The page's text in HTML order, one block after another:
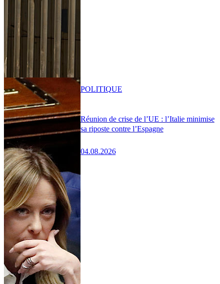
Réunion de crise de l’UE : l’Italie minimise
sa riposte contre l’Espagne
04.08.2026
POLITIQUE